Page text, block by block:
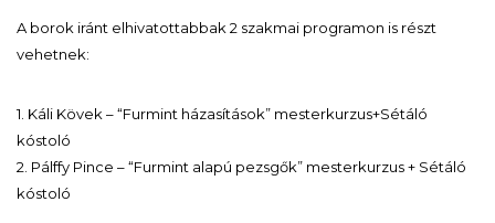
A borok iránt elhivatottabbak 2 szakmai programon is részt
vehetnek:
1. Káli Kövek – “Furmint házasítások” mesterkurzus+Sétáló
kóstoló
2. Pálffy Pince – “Furmint alapú pezsgők” mesterkurzus + Sétáló
kóstoló